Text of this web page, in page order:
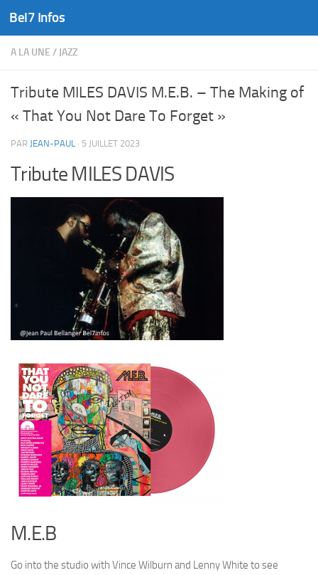
Skip to content
Bel7 Infos
A LA UNE / JAZZ
Tribute MILES DAVIS M.E.B. – The Making of
« That You Not Dare To Forget »
PAR JEAN-PAUL · 5 JUILLET 2023
Tribute MILES DAVIS
M.E.B
Go into the studio with Vince Wilburn and Lenny White to see